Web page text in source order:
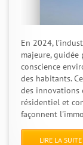
En 2024,
majeure, guidée
conscience
des habitants.
des innovations
résidentiel et
façonnent
LIRE LA SUITE